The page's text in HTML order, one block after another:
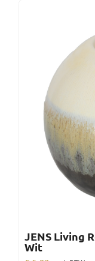
JENS Living
Wit